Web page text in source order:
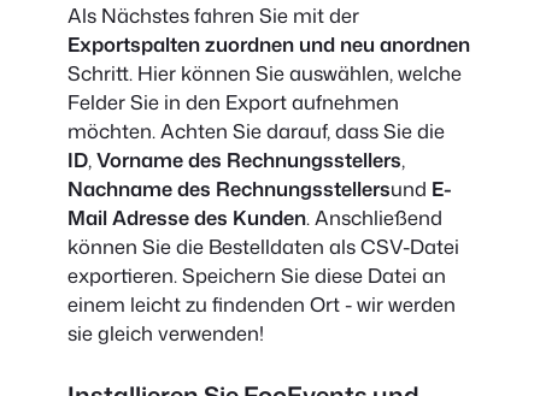
Als Nächstes fahren Sie mit der
Exportspalten zuordnen und neu anordnen
Schritt. Hier können Sie auswählen, welche
Felder Sie in den Export aufnehmen
möchten. Achten Sie darauf, dass Sie die
ID,Vorname des Rechnungsstellers,
Nachname des Rechnungsstellersund E-
Mail Adresse des Kunden. Anschließend
können Sie die Bestelldaten als CSV-Datei
exportieren. Speichern Sie diese Datei an
einem leicht zu findenden Ort - wir werden
sie gleich verwenden!